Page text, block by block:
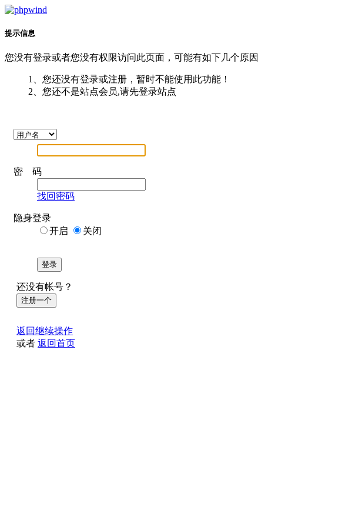
提示信息
您没有登录或者您没有权限访问此页面，可能有如下几个原因
1、您还没有登录或注册，暂时不能使用此功能！
2、您还不是站点会员,请先登录站点
密 码
找回密码
隐身登录
开启
关闭
登录
还没有帐号？
注册一个
返回继续操作
或者 返回首页